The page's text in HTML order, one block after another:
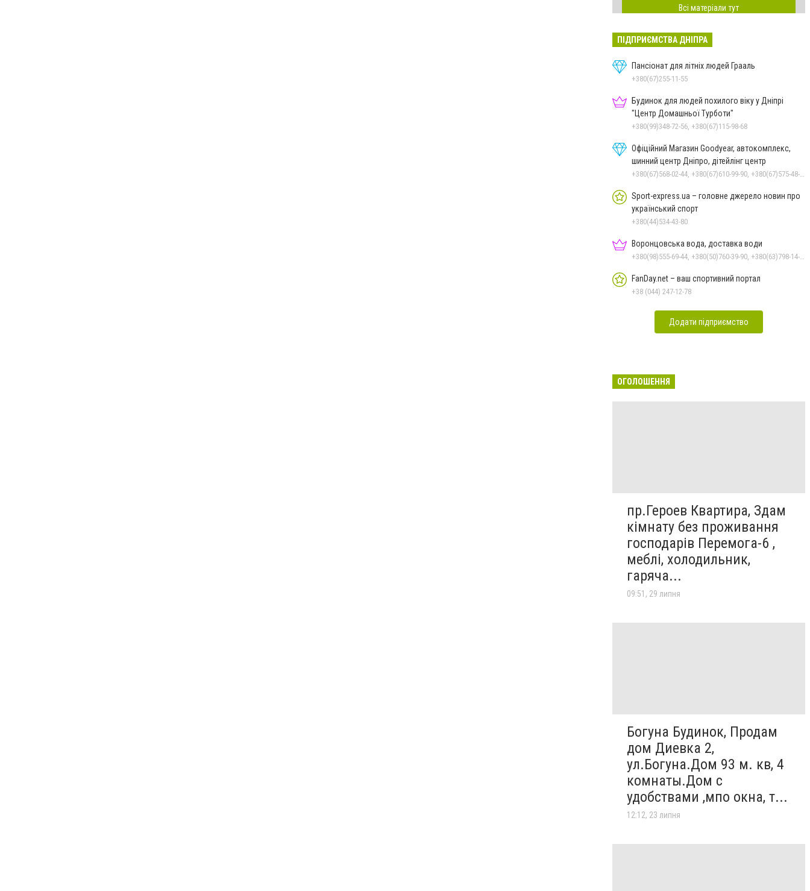
Всі матеріали тут
ПІДПРИЄМСТВА ДНІПРА
Пансіонат для літніх людей Грааль
+380(67)255-11-55
Будинок для людей похилого віку у Дніпрі
"Центр Домашньої Турботи"
+380(99)348-72-56, +380(67)115-98-68
Офіційний Магазин Goodyear, автокомплекс,
шинний центр Дніпро, дітейлінг центр
Sport-express.ua – головне джерело новин про
український спорт
+380(44)534-43-80
Воронцовська вода, доставка води
FanDay.net – ваш спортивний портал
+38 (044) 247-12-78
Додати підприємство
ОГОЛОШЕННЯ
пр.Героев Квартира, Здам
кімнату без проживання
господарів Перемога-6 ,
меблі, холодильник,
гаряча...
09:51, 29 липня
Богуна Будинок, Продам
дом Диевка 2,
ул.Богуна.Дом 93 м. кв, 4
комнаты.Дом с
удобствами ,мпо окна, т...
12:12, 23 липня